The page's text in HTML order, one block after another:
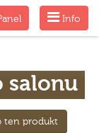
Menu
Info
salonu
ten produkt